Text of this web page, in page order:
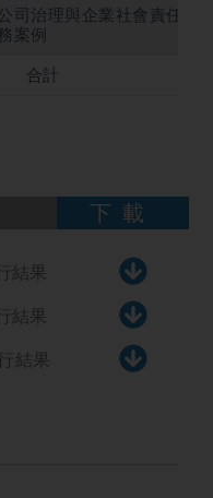
司治理與企業社會責任
案例
合計
下載
結果
結果
結果